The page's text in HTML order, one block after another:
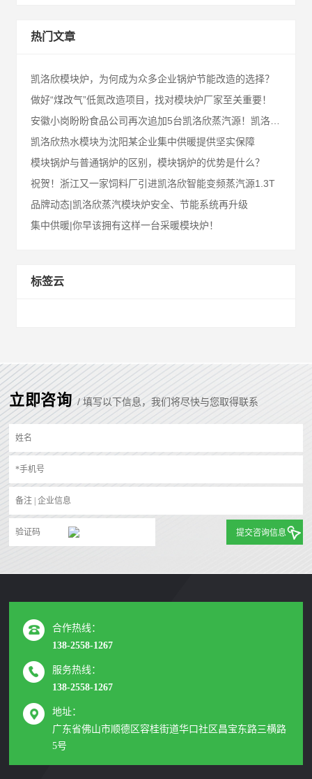
热门文章
凯洛欣模块炉，为何成为众多企业锅炉节能改造的选择？
做好“煤改气”低氮改造项目，找对模块炉厂家至关重要！
安徽小岗盼盼食品公司再次追加5台凯洛欣蒸汽源！凯洛欣拿实际效果证明自己真低氮真节能！
凯洛欣热水模块为沈阳某企业集中供暖提供坚实保障
模块锅炉与普通锅炉的区别，模块锅炉的优势是什么？
祝贺！浙江又一家饲料厂引进凯洛欣智能变频蒸汽源1.3T
品牌动态|凯洛欣蒸汽模块炉安全、节能系统再升级
集中供暖|你早该拥有这样一台采暖模块炉！
标签云
立即咨询 / 填写以下信息，我们将尽快与您取得联系
提交咨询信息
合作热线：
138-2558-1267
服务热线：
138-2558-1267
地址：
广东省佛山市顺德区容桂街道华口社区昌宝东路三横路
5号